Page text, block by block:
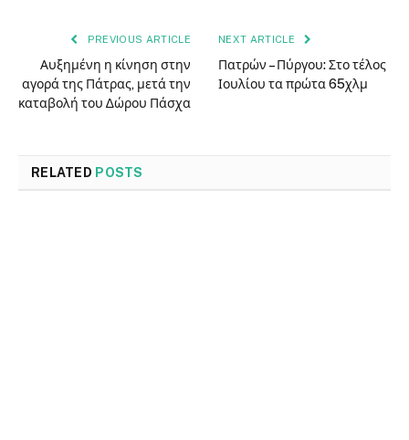
PREVIOUS ARTICLE
Αυξημένη η κίνηση στην
αγορά της Πάτρας, μετά την
καταβολή του ∆ώρου Πάσχα
NEXT ARTICLE
Πατρών – Πύργου: Στο τέλος
Ιουλίου τα πρώτα 65χλμ
RELATED POSTS